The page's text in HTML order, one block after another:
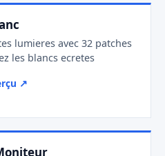
lumieres avec 32 patches
les blancs ecretes
↗